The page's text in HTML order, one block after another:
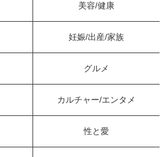
美容/健康
妊娠/出産/家族
グルメ
カルチャー/エンタメ
性と愛